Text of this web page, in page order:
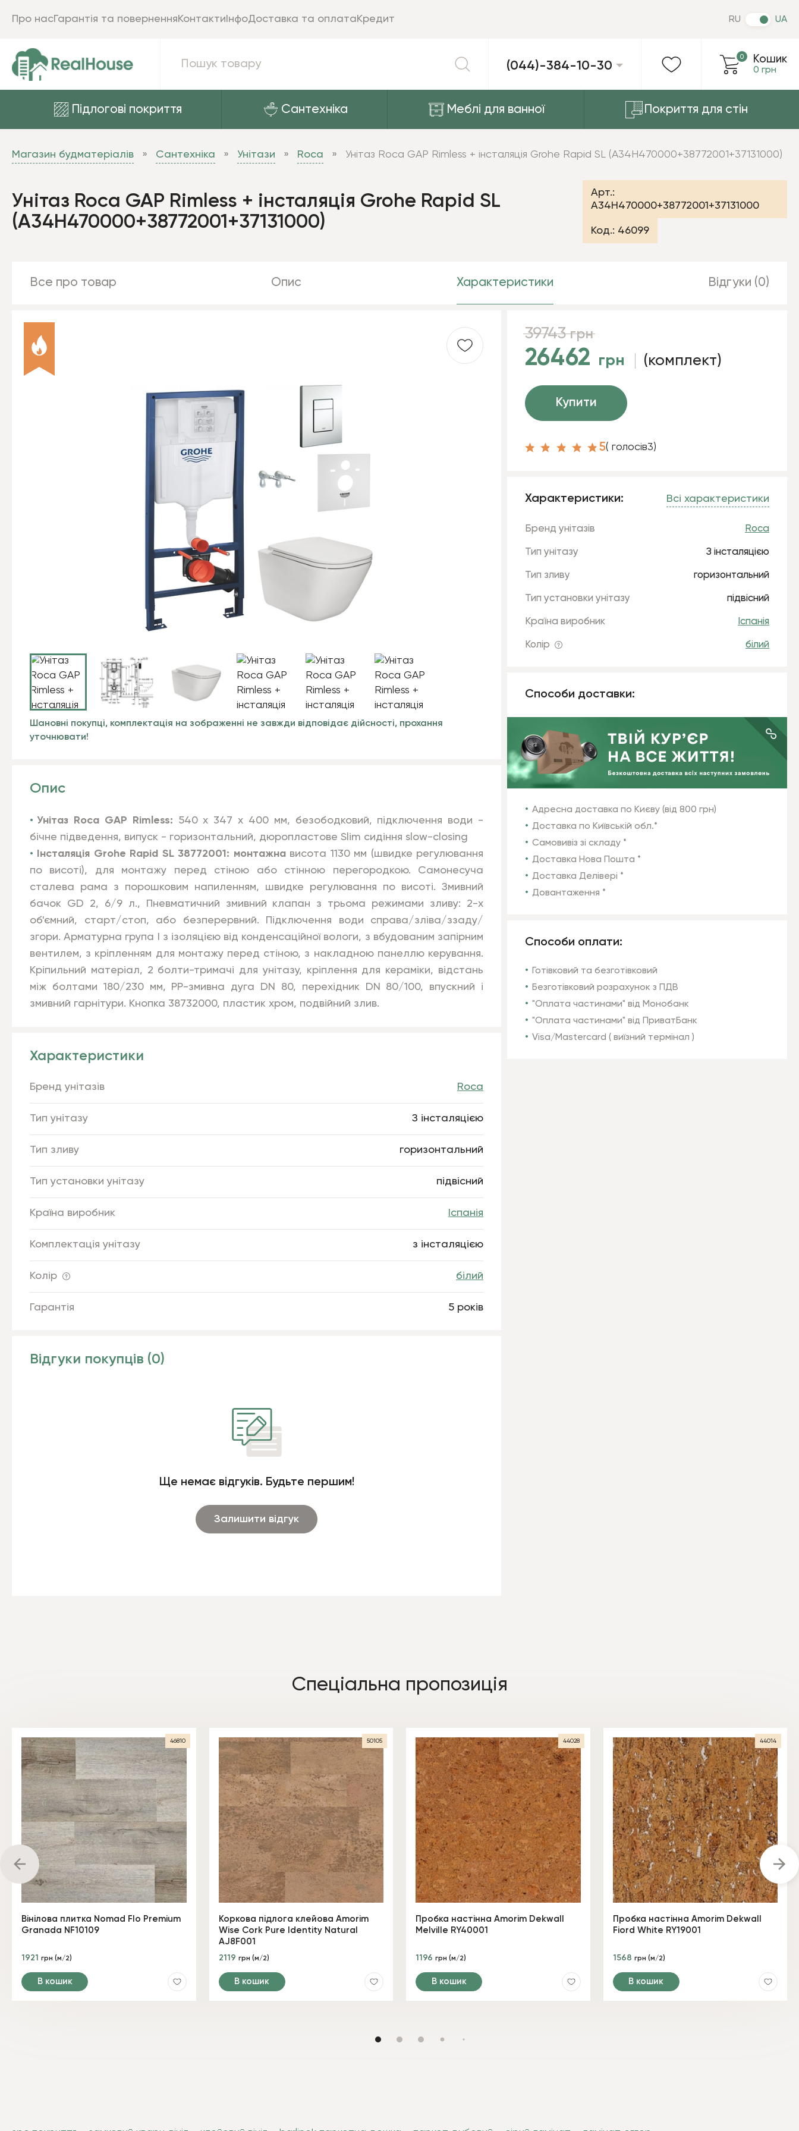
(044)-384-10-30
Кошик
0 грн
0
RU UA
Підлогові покриття Сантехніка Меблі для ванної Покриття для стін
Про насГарантія та поверненняКонтакти ІнфоДоставка та оплатаКредит
Магазин будматеріалів Сантехніка Унітази Roca Унітаз Roca GAP Rimless + інсталяція Grohe Rapid SL (A34H470000+38772001+37131000)
Унітаз Roca GAP Rimless + інсталяція Grohe Rapid SL
(A34H470000+38772001+37131000)
Арт.:
A34H470000+38772001+37131000
Код.: 46099
Все про товар Опис Характеристики Відгуки (0)
Шановні покупці, комплектація на зображенні не завжди відповідає дійсності, прохання
уточнювати!
39743 грн
26462 грн (комплект)
Купити
5( голосів3)
Характеристики: Всі характеристики
Бренд унітазів Roca
Тип унітазу З інсталяцією
Тип зливу горизонтальний
Тип установки унітазу підвісний
Країна виробник Іспанія
Колір білий
Способи доставки:
Адресна доставка по Києву (від 800 грн)
Доставка по Київській обл.*
Самовивіз зі складу *
Доставка Нова Пошта *
Доставка Делівері *
Довантаження *
Способи оплати:
Готівковий та безготівковий
Безготівковий розрахунок з ПДВ
"Оплата частинами" від Монобанк
"Оплата частинами" від ПриватБанк
Visa/Mastercard ( виїзний термінал )
Опис
Унітаз Roca GAP Rimless: 540 х 347 х 400 мм, безободковий, підключення води -
бічне підведення, випуск - горизонтальний, дюропластове Slim сидіння slow-closing
Інсталяція Grohe Rapid SL 38772001: монтажна висота 1130 мм (швидке регулювання
по висоті), для монтажу перед стіною або стінною перегородкою. Самонесуча
сталева рама з порошковим напиленням, швидке регулювання по висоті. Змивний
бачок GD 2, 6/9 л., Пневматичний змивний клапан з трьома режимами зливу: 2-х
об'ємний, старт/стоп, або безперервний. Підключення води справа/зліва/ззаду/
згори. Арматурна група I з ізоляцією від конденсаційної вологи, з вбудованим запірним
вентилем, з кріпленням для монтажу перед стіною, з накладною панеллю керування.
Кріпильний матеріал, 2 болти-тримачі для унітазу, кріплення для кераміки, відстань
між болтами 180/230 мм, PP-змивна дуга DN 80, перехідник DN 80/100, впускний і
змивний гарнітури. Кнопка 38732000, пластик хром, подвійний злив.
Характеристики
Бренд унітазів Roca
Тип унітазу З інсталяцією
Тип зливу горизонтальний
Тип установки унітазу підвісний
Країна виробник Іспанія
Комплектація унітазу з інсталяцією
Колір білий
Гарантія 5 років
Відгуки покупців (0)
Ще немає відгуків. Будьте першим!
Залишити відгук
Спеціальна пропозиція
46810
Вінілова плитка Nomad Flo Premium
Granada NF10109
1921 грн (м/2)
В кошик
50105
Коркова підлога клейова Amorim
Wise Cork Pure Identity Natural
AJ8F001
2119 грн (м/2)
В кошик
44028
Пробка настінна Amorim Dekwall
Melville RY40001
1196 грн (м/2)
В кошик
44014
Пробка настінна Amorim Dekwall
Fiord White RY19001
1568 грн (м/2)
В кошик